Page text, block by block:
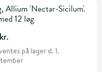
Allium 'Nectar-Sicilum'.
12 løg
på lager d. 1.